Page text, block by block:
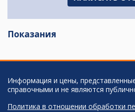
Показания
Информация и цены,
справочными и не являются
Политика в отношении обработки